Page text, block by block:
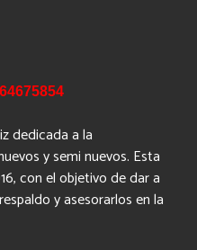
dedicada a la
y semi nuevos. Esta
con el objetivo de dar a
y asesorarlos en la